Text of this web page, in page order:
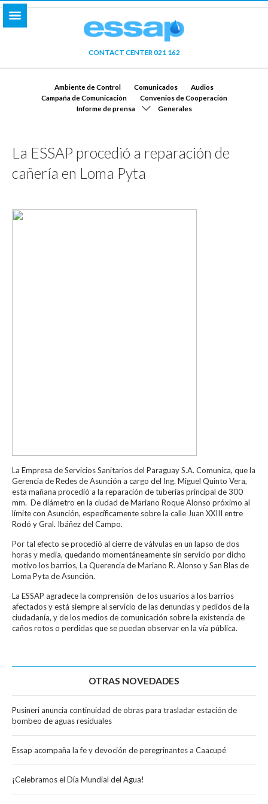
CONTACT CENTER 021 162
Ambiente de Control Comunicados
Audios
Campaña de Comunicación
Convenios de Cooperación
Informe de prensa
Generales
La ESSAP procedió a reparación de
cañería en Loma Pyta
La Empresa de Servicios Sanitarios del Paraguay S.A. Comunica, que la
Gerencia de Redes de Asunción a cargo del Ing. Miguel Quinto Vera,
esta mañana procedió a la reparación de tuberías principal de 300
mm. De diámetro en la ciudad de Mariano Roque Alonso próximo al
límite con Asunción, específicamente sobre la calle Juan XXIII entre
Rodó y Gral. Ibáñez del Campo.
Por tal efecto se procedió al cierre de válvulas en un lapso de dos
horas y media, quedando momentáneamente sin servicio por dicho
motivo los barrios, La Querencia de Mariano R. Alonso y San Blas de
Loma Pyta de Asunción.
La ESSAP agradece la comprensión de los usuarios a los barrios
afectados y está siempre al servicio de las denuncias y pedidos de la
ciudadanía, y de los medios de comunicación sobre la existencia de
caños rotos o perdidas que se puedan observar en la vía pública.
OTRAS NOVEDADES
Pusineri anuncia continuidad de obras para trasladar estación de
bombeo de aguas residuales
Essap acompaña la fe y devoción de peregrinantes a Caacupé
¡Celebramos el Día Mundial del Agua!